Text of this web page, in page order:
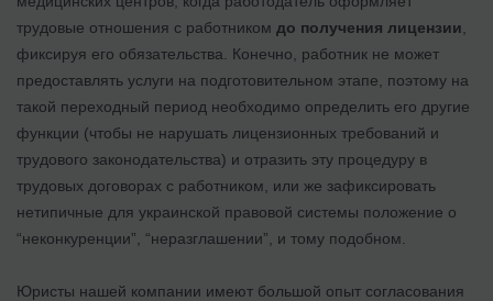
трудовые отношения с работником до получения лицензии
фиксируя его обязательства. Конечно, работник не может
предоставлять услуги на подготовительном этапе, поэтому на
такой переходный период необходимо определить его другие
функции (чтобы не нарушать лицензионных требований и
трудового законодательства) и отразить эту процедуру в
трудовых договорах с работником, или же зафиксировать
нетипичные для украинской правовой системы положение о
“неконкуренции”, “неразглашении”, и тому подобном.
Юристы нашей компании имеют большой опыт согласования